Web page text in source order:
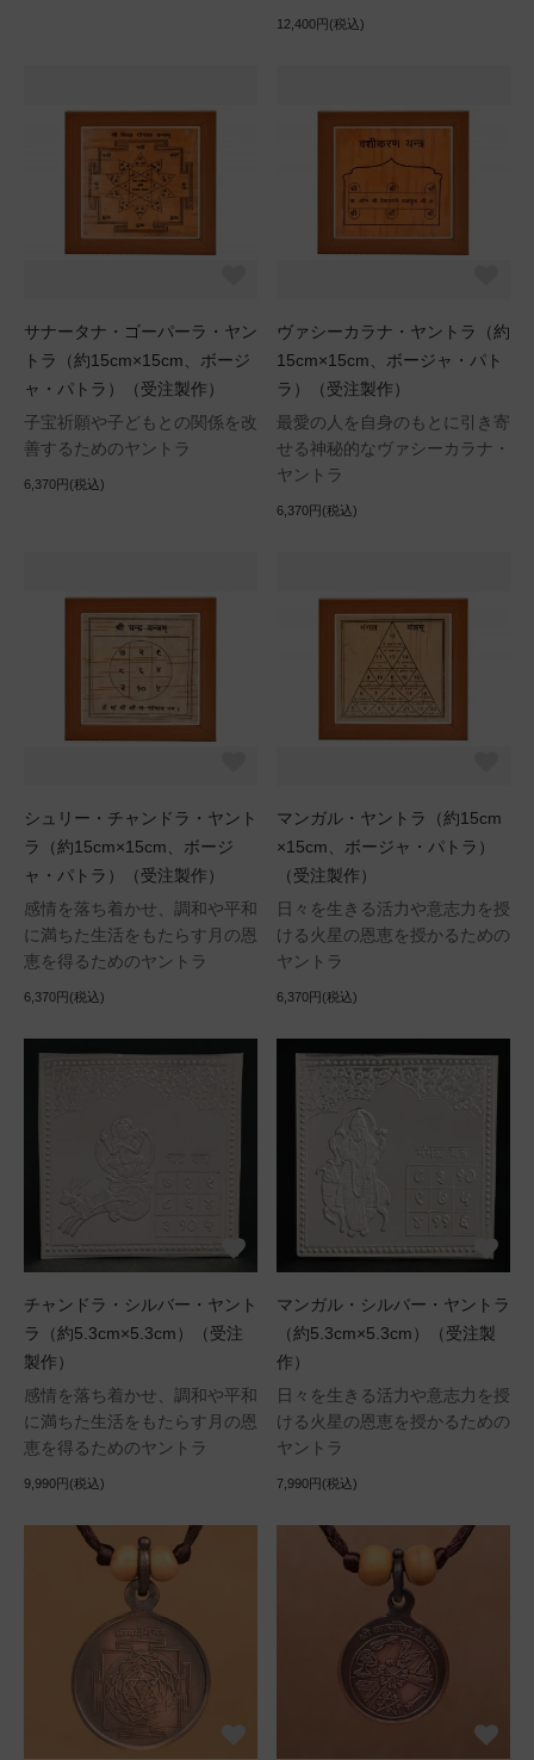
12,400円(税込)
サナータナ・ゴーパーラ・ヤン
トラ（約15cm×15cm、ボージ
ャ・パトラ）（受注製作）
子宝祈願や子どもとの関係を改
善するためのヤントラ
6,370円(税込)
ヴァシーカラナ・ヤントラ（約
15cm×15cm、ボージャ・パト
ラ）（受注製作）
最愛の人を自身のもとに引き寄
せる神秘的なヴァシーカラナ・
ヤントラ
6,370円(税込)
シュリー・チャンドラ・ヤント
ラ（約15cm×15cm、ボージ
ャ・パトラ）（受注製作）
感情を落ち着かせ、調和や平和
に満ちた生活をもたらす月の恩
恵を得るためのヤントラ
6,370円(税込)
マンガル・ヤントラ（約15cm
×15cm、ボージャ・パトラ）
（受注製作）
日々を生きる活力や意志力を授
ける火星の恩恵を授かるための
ヤントラ
6,370円(税込)
チャンドラ・シルバー・ヤント
ラ（約5.3cm×5.3cm）（受注
製作）
感情を落ち着かせ、調和や平和
に満ちた生活をもたらす月の恩
恵を得るためのヤントラ
9,990円(税込)
マンガル・シルバー・ヤントラ
（約5.3cm×5.3cm）（受注製
作）
日々を生きる活力や意志力を授
ける火星の恩恵を授かるための
ヤントラ
7,990円(税込)